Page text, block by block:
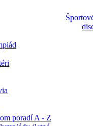
poradí A - Z